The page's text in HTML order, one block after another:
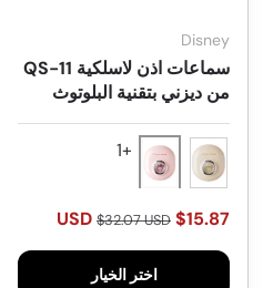
Disney
سماعات اذن لاسلكية QS-11
من ديزني بتقنية البلوتوث
$15.87 USD
$32.07 USD
اختر الخيار